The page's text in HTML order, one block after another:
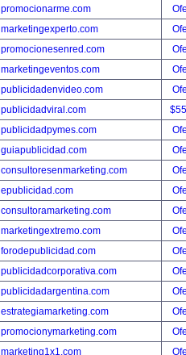
promocionarme.com
marketingexperto.com
promocionesenred.com
marketingeventos.com
publicidadenvideo.com
publicidadviral.com
publicidadpymes.com
guiapublicidad.com
consultoresenmarketing.com
epublicidad.com
consultoramarketing.com
marketingextremo.com
forodepublicidad.com
publicidadcorporativa.com
publicidadargentina.com
estrategiamarketing.com
promocionymarketing.com
marketing1x1.com